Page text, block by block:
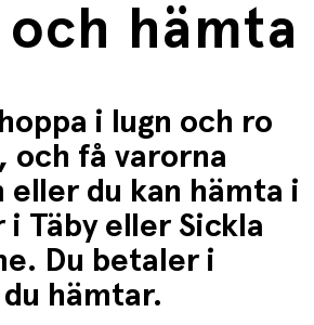
och hämta
i lugn och ro
och få varorna
eller du kan hämta i
Täby eller Sickla
Du betaler i
hämtar.